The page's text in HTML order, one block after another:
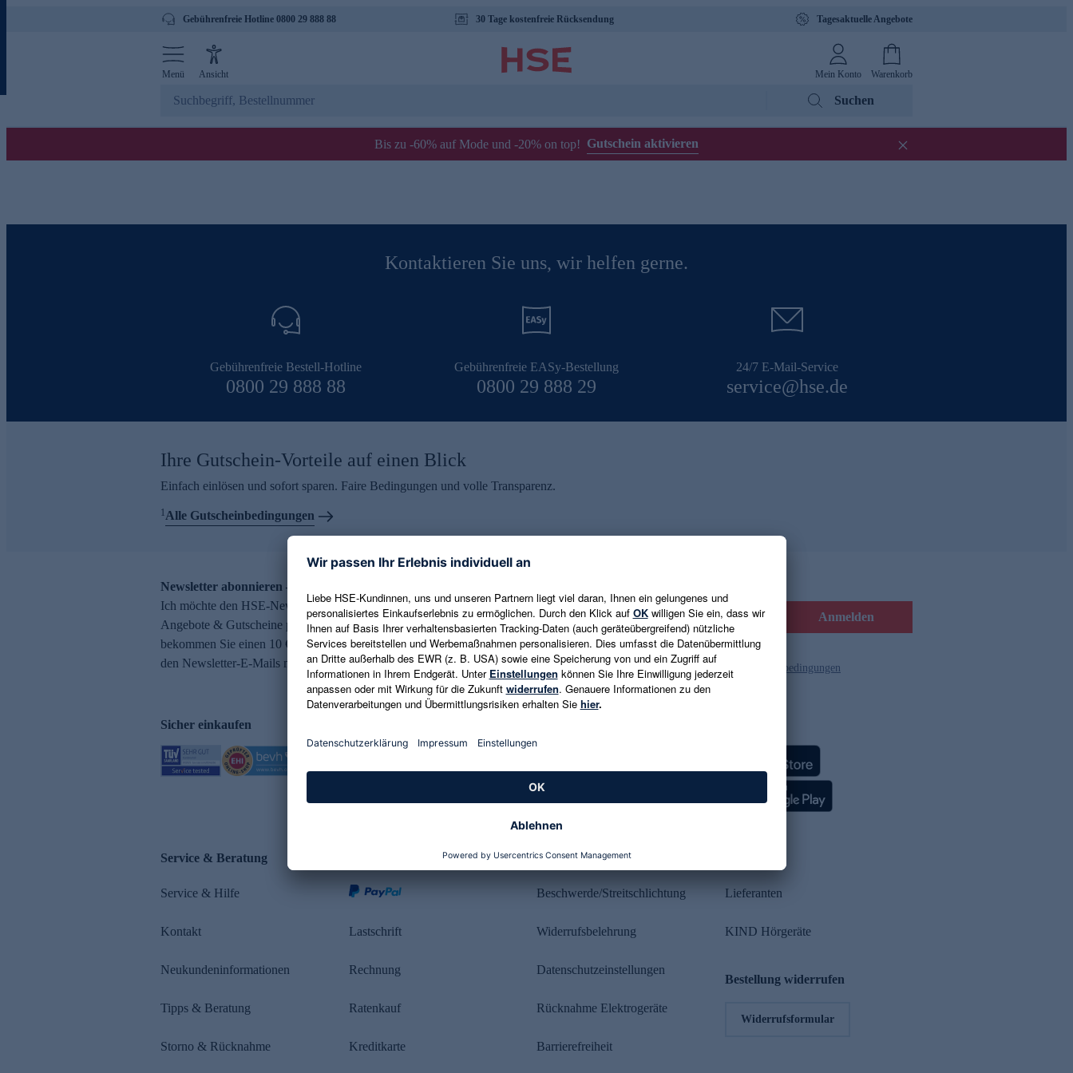
Gebührenfreie Hotline 0800 29 888 88 30 Tage kostenfreie Rücksendung Tagesaktuelle Angebote
Menü Ansicht Mein Konto Warenkorb
Suchen
Bis zu -60% auf Mode und -20% on top! Gutschein aktivieren
Kontaktieren Sie uns, wir helfen gerne.
Gebührenfreie Bestell-Hotline
0800 29 888 88
Gebührenfreie EASy-Bestellung
0800 29 888 29
24/7 E-Mail-Service
service@hse.de
Ihre Gutschein-Vorteile auf einen Blick
Einfach einlösen und sofort sparen. Faire Bedingungen und volle Transparenz.
1Alle Gutscheinbedingungen
Newsletter abonnieren – 10 € Gutschein erhalten
Ich möchte den HSE-Newsletter abonnieren und aktuelle Trends,
Angebote & Gutscheine per E-Mail erhalten. Als Dankeschön
bekommen Sie einen 10 € Gutschein. Eine Abmeldung ist jederzeit in
den Newsletter-E-Mails möglich.
E-Mail-Adresse eingeben Anmelden
Es gelten die Datenschutzrichtlinien und die Gutscheinbedingungen
Sicher einkaufen
Service & Beratung
Service & Hilfe
Kontakt
Neukundeninformationen
Tipps & Beratung
Storno & Rücknahme
Lastschrift
Rechnung
Ratenkauf
Kreditkarte
Rechtliches
Beschwerde/Streitschlichtung
Widerrufsbelehrung
Datenschutzeinstellungen
Rücknahme Elektrogeräte
Barrierefreiheit
Lieferanten
KIND Hörgeräte
Bestellung widerrufen
Widerrufsformular